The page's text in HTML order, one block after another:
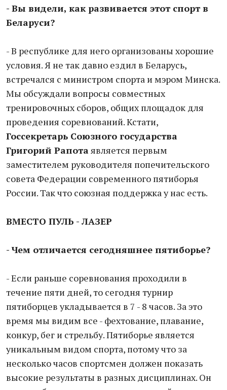
- Вы видели, как развивается этот спорт в
Беларуси?
- В республике для него организованы хорошие
условия. Я не так давно ездил в Беларусь,
встречался с министром спорта и мэром Минска.
Мы обсуждали вопросы совместных
тренировочных сборов, общих площадок для
проведения соревнований. Кстати,
Госсекретарь Союзного государства
Григорий Рапотаявляется первым
заместителем руководителя попечительского
совета Федерации современного пятиборья
России. Так что союзная поддержка у нас есть.
ВМЕСТО ПУЛЬ - ЛАЗЕР
- Чем отличается сегодняшнее пятиборье?
- Если раньше соревнования проходили в
течение пяти дней, то сегодня турнир
пятиборцев укладывается в 7 - 8 часов. За это
время мы видим все - фехтование, плавание,
конкур, бег и стрельбу. Пятиборье является
уникальным видом спорта, потому что за
несколько часов спортсмен должен показать
высокие результаты в разных дисциплинах. Он